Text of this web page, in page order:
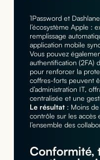
1Password et
l’écosystème Apple :
remplissage
application mobile
Vous pouvez
authentification (2FA)
pour renforcer la
coffres-forts peuvent
d’administration IT,
centralisée et une
Le résultat: Moins de
contrôle sur les accès
l’ensemble des
Conformité,